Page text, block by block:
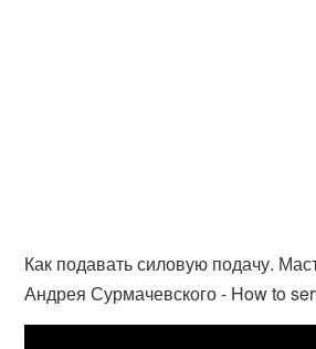
Как подавать силовую подачу.
Андрея Сурмачевского - How to